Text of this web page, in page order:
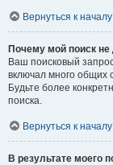
Вернуться к началу
Почему мой поиск не
Ваш поисковый
включал много общих
Будьте более
поиска.
Вернуться к началу
В результате моего